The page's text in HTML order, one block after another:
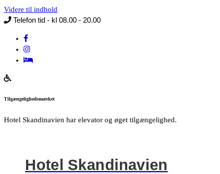
Videre til indhold
Telefon tid - kl 08.00 - 20.00
Tilgængelighedsmærket
Hotel Skandinavien har elevator og øget tilgængelighed.
Hotel Skandinavien